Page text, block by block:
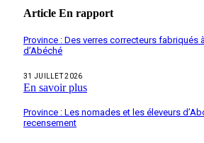
Article En rapport
Province : Des verres correcteurs fabriqués
d’Abéché
31 JUILLET 2026
En savoir plus
Province : Les nomades et les éleveurs
recensement